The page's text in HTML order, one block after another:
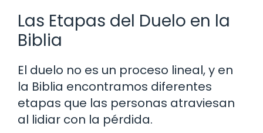
Las Etapas del Duelo en la
Biblia
El duelo no es un proceso lineal, y en
la Biblia encontramos diferentes
etapas que las personas atraviesan
al lidiar con la pérdida.